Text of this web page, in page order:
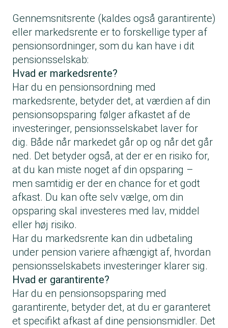
Gennemsnitsrente (kaldes også garantirente)
eller markedsrente er to forskellige typer af
pensionsordninger, som du kan have i dit
pensionsselskab:
Hvad er markedsrente?
Har du en pensionsordning med
markedsrente, betyder det, at værdien af din
pensionsopsparing følger afkastet af de
investeringer, pensionsselskabet laver for
dig. Både når markedet går op og når det går
ned. Det betyder også, at der er en risiko for,
at du kan miste noget af din opsparing –
men samtidig er der en chance for et godt
afkast. Du kan ofte selv vælge, om din
opsparing skal investeres med lav, middel
eller høj risiko.
Har du markedsrente kan din udbetaling
under pension variere afhængigt af, hvordan
pensionsselskabets investeringer klarer sig.
Hvad er garantirente?
Har du en pensionsopsparing med
garantirente, betyder det, at du er garanteret
et specifikt afkast af dine pensionsmidler. Det